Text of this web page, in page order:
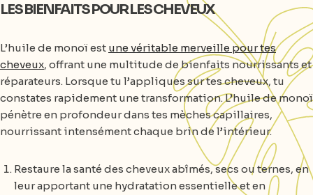
LES BIENFAITS POUR LES CHEVEUX
L’huile de monoï est une véritable merveille pour tes
cheveux, offrant une multitude de bienfaits nourrissants et
réparateurs. Lorsque tu l’appliques sur tes cheveux, tu
constates rapidement une transformation. L’huile de monoï
pénètre en profondeur dans tes mèches capillaires,
nourrissant intensément chaque brin de l’intérieur.
Restaure la santé des cheveux abîmés, secs ou ternes, en
leur apportant une hydratation essentielle et en